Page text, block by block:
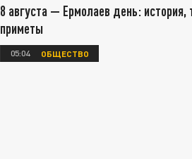
8 августа — Ермолаев день: история,
приметы
05:04 ОБЩЕСТВО